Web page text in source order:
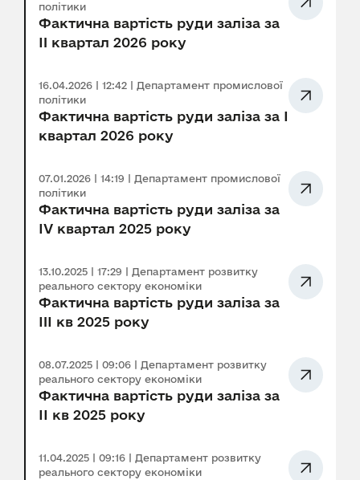
політики
Фактична вартість руди заліза за
II квартал 2026 року
16.04.2026 | 12:42 | Департамент промислової
політики
Фактична вартість руди заліза за I
квартал 2026 року
07.01.2026 | 14:19 | Департамент промислової
політики
Фактична вартість руди заліза за
IV квартал 2025 року
13.10.2025 | 17:29 | Департамент розвитку
реального сектору економіки
Фактична вартість руди заліза за
III кв 2025 року
08.07.2025 | 09:06 | Департамент розвитку
реального сектору економіки
Фактична вартість руди заліза за
ІІ кв 2025 року
11.04.2025 | 09:16 | Департамент розвитку
реального сектору економіки